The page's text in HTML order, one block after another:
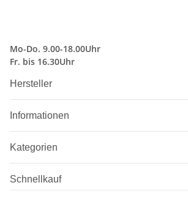
Mo-Do. 9.00-18.00Uhr
Fr. bis 16.30Uhr
Hersteller
Informationen
Kategorien
Schnellkauf